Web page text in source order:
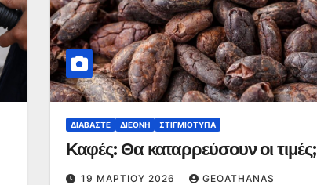
ΔΙΑΒΆΣΤΕ ΔΙΕΘΝΉ ΣΤΙΓΜΙΌΤΥΠΑ
Καφές: Θα καταρρεύσουν οι τιμές;
19 ΜΑΡΤΊΟΥ 2026 GEOATHANAS